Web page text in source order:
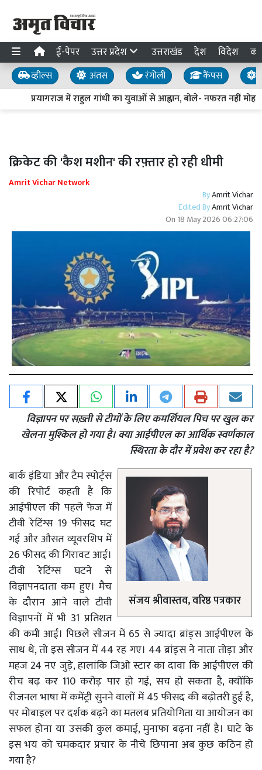
ई-पेपर उत्तर प्रदेश उत्तराखंड देश विदेश
व्हील्स अंतस रंगोली कैंपस
प्रयागराज में राहुल गांधी का युवाओं से आह्वान, बोले- नफरत नहीं
क्रिकेट की 'कैश मशीन' की रफ़्तार हो रही धीमी
Amrit Vichar Network
ByAmrit Vichar
Edited ByAmrit Vichar
On 18 May 2026 06:27:06
विज्ञापन पर सख़्ती से टीमों के लिए कमर्शियल पिच पर खुल कर
खेलना मुश्किल हो गया है। क्या आईपीएल का आर्थिक स्वर्णकाल
स्थिरता के दौर में प्रवेश कर रहा है?
संजय श्रीवास्तव, वरिष्ठ पत्रकार
बार्क इंडिया और टैम स्पोर्ट्स
की रिपोर्ट कहती है कि
आईपीएल की पहले फेज में
टीवी रेटिंग्स 19 फीसद घट
गई और औसत व्यूवरशिप में
26 फीसद की गिरावट आई।
टीवी रेटिंग्स घटने से
विज्ञापनदाता कम हुए। मैच
के दौरान आने वाले टीवी
विज्ञापनों में भी 31 प्रतिशत
की कमी आई। पिछले सीजन में 65 से ज्यादा ब्रांड्स आईपीएल के
साथ थे, तो इस सीजन में 44 रह गए। 44 ब्रांड्स ने नाता तोड़ा और
महज 24 नए जुड़े, हालांकि जिओ स्टार का दावा कि आईपीएल की
रीच बढ़ कर 110 करोड़ पार हो गई, सच हो सकता है, क्योंकि
रीजनल भाषा में कमेंट्री सुनने वालों में 45 फीसद की बढ़ोतरी हुई है,
पर मोबाइल पर दर्शक बढ़ने का मतलब प्रतियोगिता या आयोजन का
सफल होना या उसकी कुल कमाई, मुनाफा बढ़ना नहीं है। घाटे के
इस भय को चमकदार प्रचार के नीचे छिपाना अब कुछ कठिन हो
गया है?